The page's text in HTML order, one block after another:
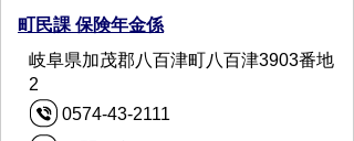
町民課 保険年金係
岐阜県加茂郡八百津町八百津3903番地
2
0574-43-2111